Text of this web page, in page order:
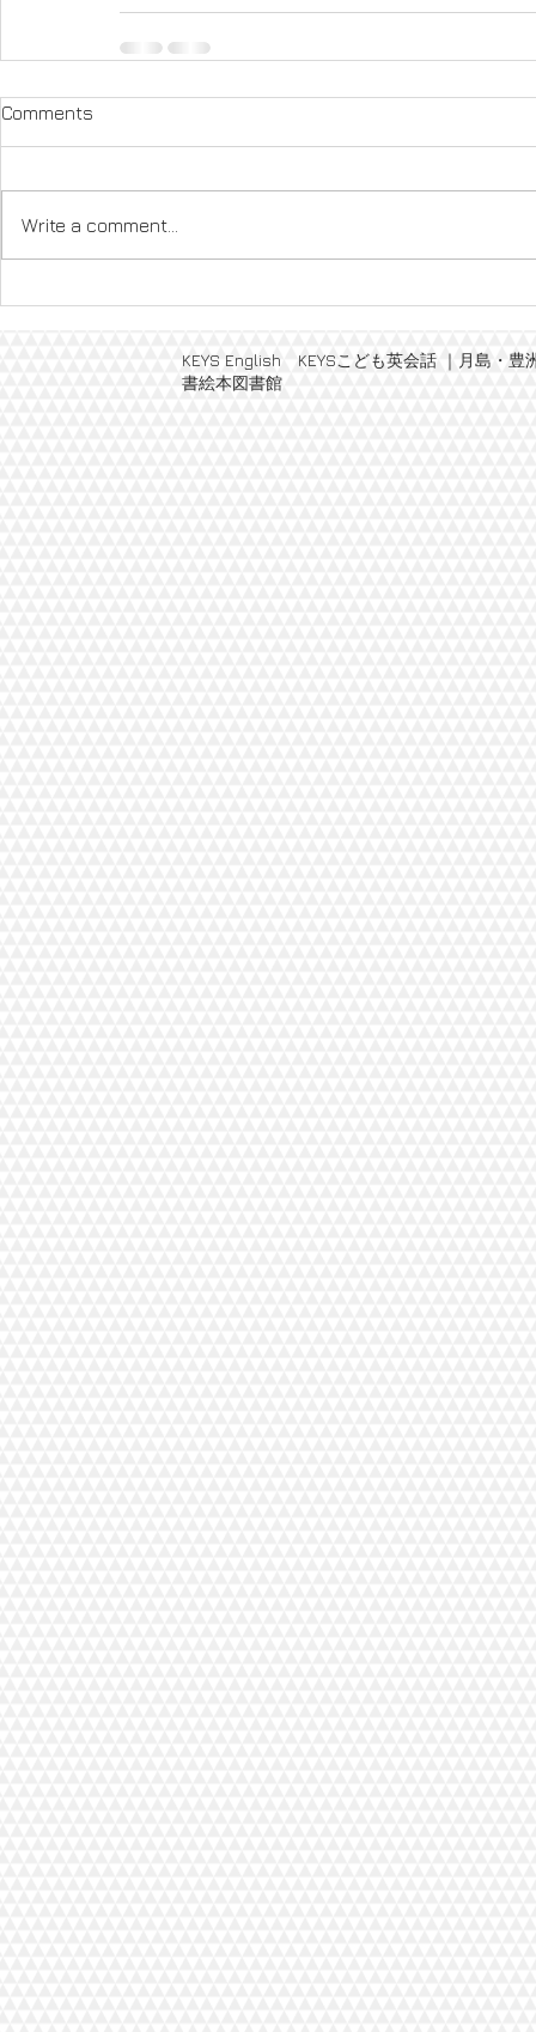
Comments
Write a comment...
KEYS English KEYSこども英会話 ｜月島・
書絵本図書館